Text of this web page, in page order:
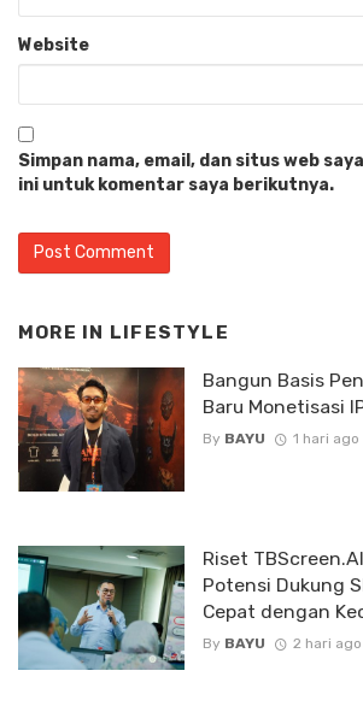
Website
Simpan nama, email, dan situs web
ini untuk komentar saya berikutnya.
MORE IN LIFESTYLE
Bangun Basis
Baru Monetisasi
By BAYU 1 hari ago
Riset
Potensi Dukung
Cepat dengan
By BAYU 2 hari ago